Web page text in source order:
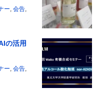
とは〜
ー, 会告,
の活用
ー, 会告,